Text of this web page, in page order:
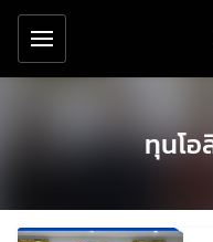
ข้ามไปยังเนื้อหาหลัก
เครื่องมือช่วยเหลือ
ทุนโอ